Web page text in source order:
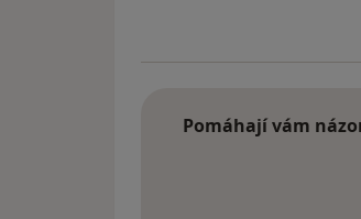
Pomáhají vám